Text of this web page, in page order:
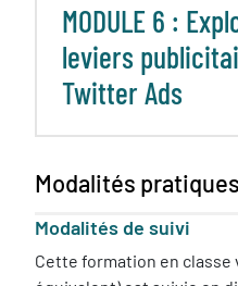
MODULE 6 :
leviers
Twitter Ads
Modalités pratiques
Modalités de suivi
Cette formation en classe